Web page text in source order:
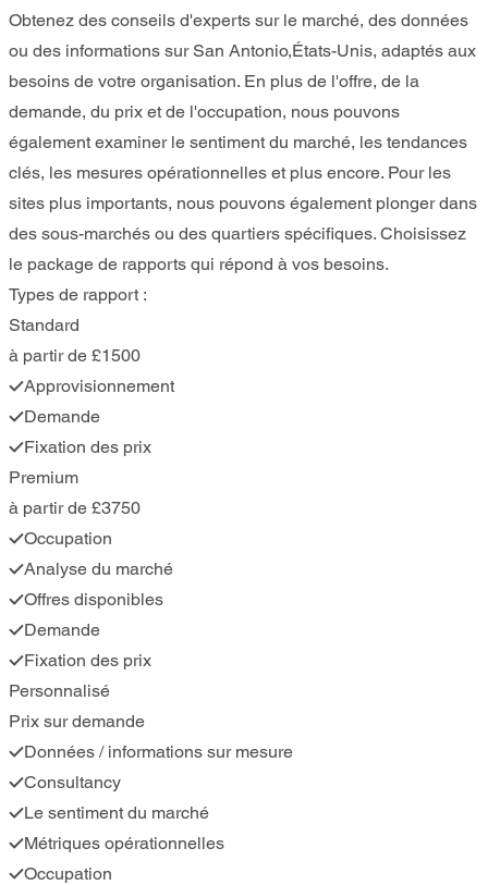
Obtenez des conseils d'experts sur le marché, des données
ou des informations sur San Antonio,États-Unis, adaptés aux
besoins de votre organisation. En plus de l'offre, de la
demande, du prix et de l'occupation, nous pouvons
également examiner le sentiment du marché, les tendances
clés, les mesures opérationnelles et plus encore. Pour les
sites plus importants, nous pouvons également plonger dans
des sous-marchés ou des quartiers spécifiques. Choisissez
le package de rapports qui répond à vos besoins.
Types de rapport :
Standard
à partir de £1500
Approvisionnement
Demande
Fixation des prix
Premium
à partir de £3750
Occupation
Analyse du marché
Offres disponibles
Demande
Fixation des prix
Personnalisé
Prix sur demande
Données / informations sur mesure
Consultancy
Le sentiment du marché
Métriques opérationnelles
Occupation